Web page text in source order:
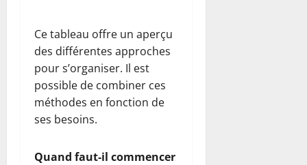
Ce tableau offre un aperçu
des différentes approches
pour s’organiser. Il est
possible de combiner ces
méthodes en fonction de
ses besoins.
Quand faut-il commencer